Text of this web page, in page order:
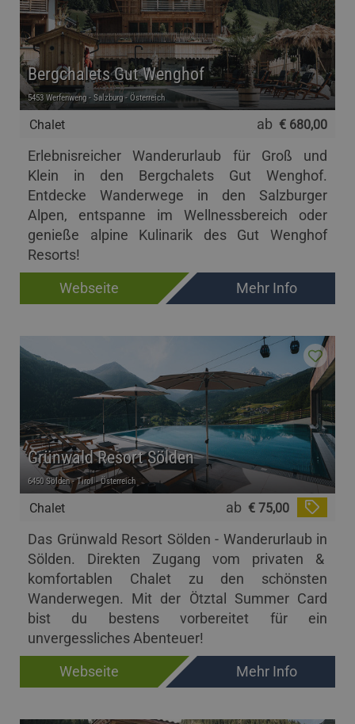
Chalet
Bergchalets Gut Wenghof
5453 Werfenweng - Salzburg - Österreich
ab € 680,00
Erlebnisreicher Wanderurlaub für Groß und
Klein in den Bergchalets Gut Wenghof.
Entdecke Wanderwege in den Salzburger
Alpen, entspanne im Wellnessbereich oder
genieße alpine Kulinarik des Gut Wenghof
Resorts!
Webseite
Mehr Info
Chalet
Grünwald Resort Sölden
6450 Sölden - Tirol - Österreich
ab € 75,00
Das Grünwald Resort Sölden - Wanderurlaub in
Sölden. Direkten Zugang vom privaten &
komfortablen Chalet zu den schönsten
Wanderwegen. Mit der Ötztal Summer Card
bist du bestens vorbereitet für ein
unvergessliches Abenteuer!
Webseite
Mehr Info